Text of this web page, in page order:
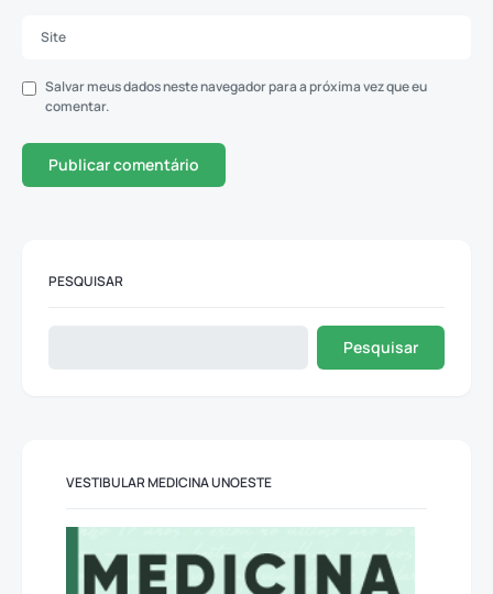
Salvar meus dados neste navegador para a próxima vez que eu
comentar.
PESQUISAR
Pesquisar
VESTIBULAR MEDICINA UNOESTE